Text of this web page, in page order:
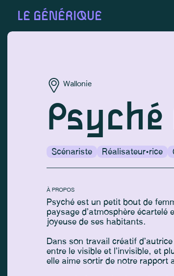
LE GÉNÉRIQUE
Wallonie
Psyché
Scénariste Réalisateur·rice
À PROPOS
Psyché est un petit bout de
paysage d’atmosphère écartelé
joyeuse de ses habitants.
Dans son travail créatif
entre le visible et l’invisible, et
elle aime sortir de notre rapport